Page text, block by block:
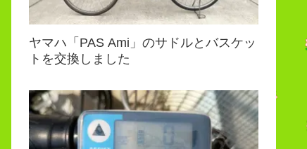
ヤマハ「PAS Ami」のサドルとバスケッ
トを交換しました